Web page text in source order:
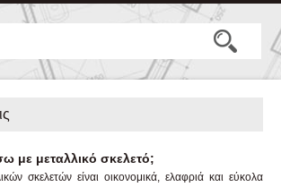
με μεταλλικό σκελετό;
σκελετών είναι οικονομικά, ελαφριά και εύκολα